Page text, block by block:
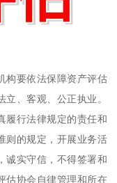
构要依法保障资产评估
、客观、公正执业。
履行法律规定的责任和
则的规定，开展业务活
诚实守信，不得签署和
估协会自律管理和所在